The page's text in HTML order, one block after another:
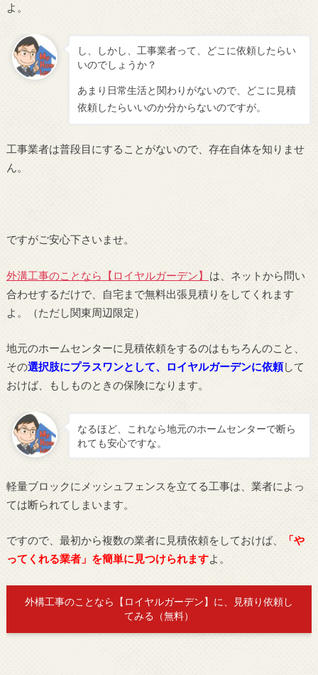
よ。
し、しかし、工事業者って、どこに依頼したらい
いのでしょうか？
あまり日常生活と関わりがないので、どこに見積
依頼したらいいのか分からないのですが。
工事業者は普段目にすることがないので、存在自体を知りませ
ん。
ですがご安心下さいませ。
外溝工事のことなら【ロイヤルガーデン】
は、ネットから問い
合わせするだけで、自宅まで無料出張見積りをしてくれます
よ。（ただし関東周辺限定）
地元のホームセンターに見積依頼をするのはもちろんのこと、
その選択肢にプラスワンとして、ロイヤルガーデンに依頼して
おけば、もしものときの保険になります。
なるほど、これなら地元のホームセンターで断ら
れても安心ですな。
軽量ブロックにメッシュフェンスを立てる工事は、業者によっ
ては断られてしまいます。
ですので、最初から複数の業者に見積依頼をしておけば、
「や
ってくれる業者」を簡単に見つけられますよ。
外構工事のことなら【ロイヤルガーデン】に、見積り依頼し
てみる（無料）